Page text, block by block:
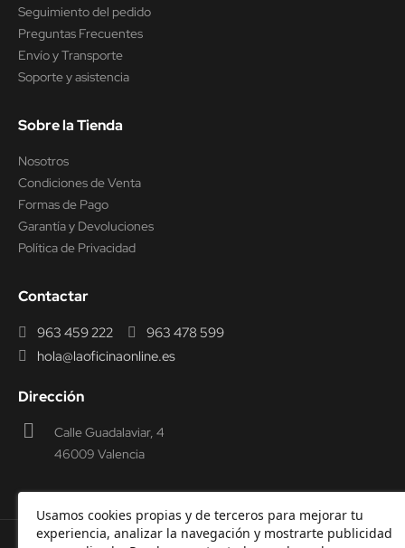
Usamos cookies propias y de terceros para mejorar tu
experiencia, analizar la navegación y mostrarte publicidad
Seguimiento del pedido
Preguntas Frecuentes
Envío y Transporte
Soporte y asistencia
Sobre la Tienda
Nosotros
Condiciones de Venta
Formas de Pago
Garantía y Devoluciones
Política de Privacidad
Contactar
963 459 222
963 478 599
hola@laoficinaonline.es
Dirección
Calle Guadalaviar, 4
46009 Valencia